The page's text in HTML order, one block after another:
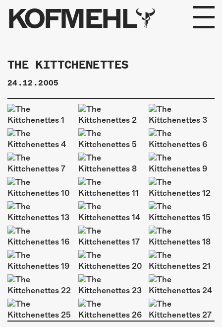
KOFMEHL
PROGRAMM
FABRIKGEFLÜSTER
GALERIE
FOTOGALERIE
PHOTOMAT
INFOS
KONTAKT
ÜBER UNS
GÖNNEREI
SHOP
MITMACHEN
THE KITTCHENETTES
24.12.2005